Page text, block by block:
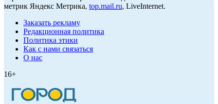
метрик Яндекс Метрика, top.mail.ru, LiveInternet.
Заказать рекламу
Редакционная политика
Политика этики
Как с нами связаться
О нас
16+